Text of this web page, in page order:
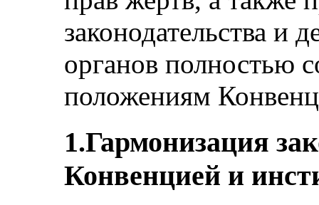
законодательства и
органов полностью
положениям
1.Гармонизация
Конвенцией и